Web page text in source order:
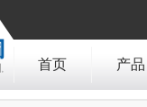
首页 产品